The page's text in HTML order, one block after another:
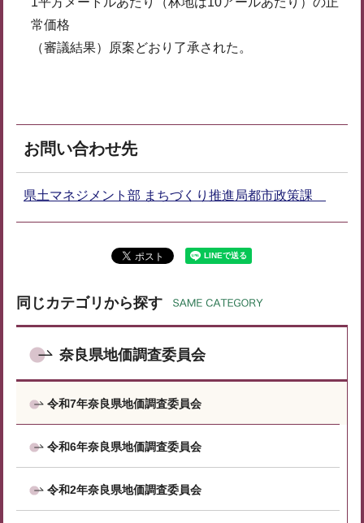
常価格
（審議結果）原案どおり了承された。
お問い合わせ先
県土マネジメント部 まちづくり推進局都市政策課
同じカテゴリから探す
奈良県地価調査委員会
令和7年奈良県地価調査委員会
令和6年奈良県地価調査委員会
令和2年奈良県地価調査委員会